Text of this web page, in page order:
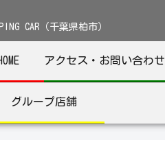
CAR（千葉県柏市）
アクセス・お問い合わせ
グループ店舗